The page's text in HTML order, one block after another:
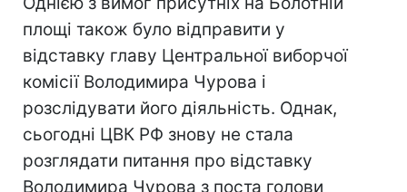
площі також було відправити у
відставку главу Центральної виборчої
комісії Володимира Чурова і
розслідувати його діяльність. Однак,
сьогодні ЦВК РФ знову не стала
розглядати питання про відставку
Володимира Чурова з поста голови